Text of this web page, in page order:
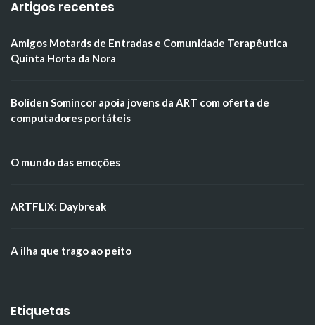
Artigos recentes
Amigos Motards de Entradas e Comunidade Terapêutica
Quinta Horta da Nora
Boliden Somincor apoia jovens da ART com oferta de
computadores portáteis
O mundo das emoções
ARTFLIX: Daybreak
A ilha que trago ao peito
Etiquetas